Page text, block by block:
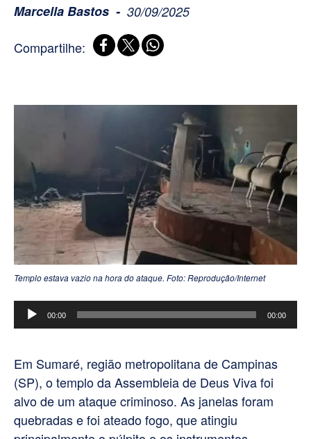
Marcella Bastos 30/09/2025
Compartilhe:
Templo estava vazio na hora do ataque. Foto: Reprodução/Internet
Tocador
de
00:00 00:00
Em Sumaré, região metropolitana de Campinas
(SP), o templo da Assembleia de Deus Viva foi
alvo de um ataque criminoso. As janelas foram
quebradas e foi ateado fogo, que atingiu